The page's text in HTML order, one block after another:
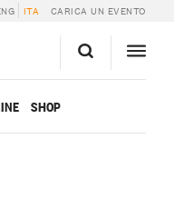
ITA CARICA UN EVENTO
SHOP